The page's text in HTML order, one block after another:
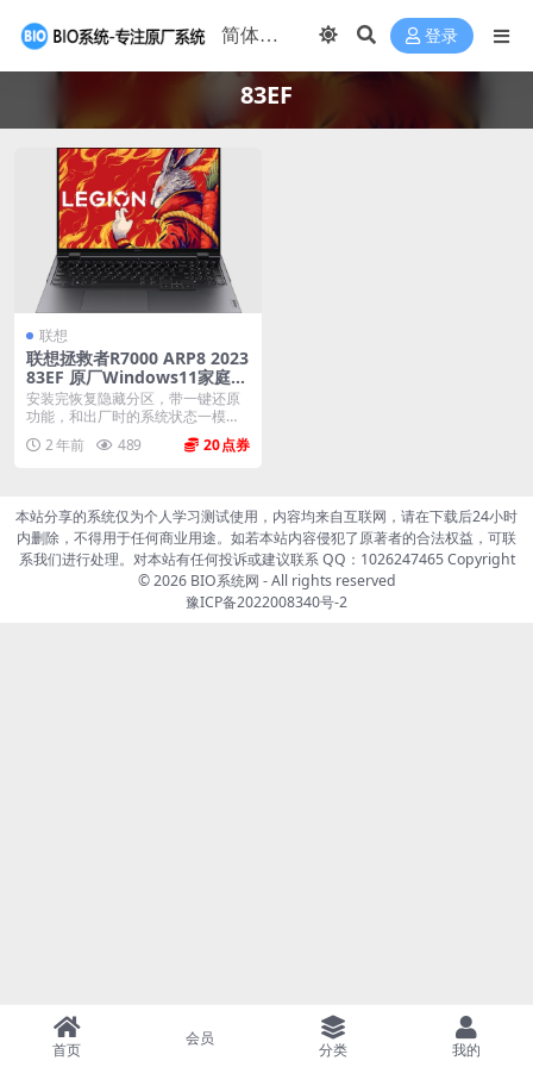
登录
83EF
联想
联想拯救者R7000 ARP8 2023
83EF 原厂Windows11家庭版
oem系统镜像下载
安装完恢复隐藏分区，带一键还原
功能，和出厂时的系统状态一模一
样。 机型(MTM)...
2 年前 489 20
本站分享的系统仅为个人学习测试使用，内容均来自互联网，请在下载后24小时
内删除，不得用于任何商业用途。如若本站内容侵犯了原著者的合法权益，可联
系我们进行处理。对本站有任何投诉或建议联系 QQ：1026247465 Copyright
© 2026 BIO系统网 - All rights reserved
豫ICP备2022008340号-2
首页
会员
分类 我的